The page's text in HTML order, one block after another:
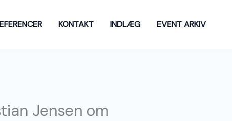
KONTAKT INDLÆG EVENT ARKIV
Jensen om